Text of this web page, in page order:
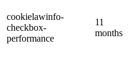
cookielawinfo-
checkbox-
performance
11
months